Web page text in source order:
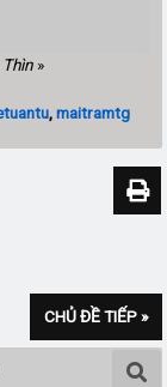
»
,maitramtg
CHỦ ĐỀ TIẾP »